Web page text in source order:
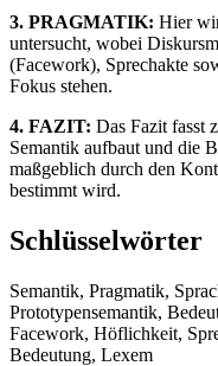
3. PRAGMATIK: Hier
untersucht, wobei
(Facework), Sprechakte
Fokus stehen.
4. FAZIT: Das Fazit fasst
Semantik aufbaut und die
maßgeblich durch den
bestimmt wird.
Schlüsselwörter
Semantik, Pragmatik,
Prototypensemantik,
Facework, Höflichkeit,
Bedeutung, Lexem